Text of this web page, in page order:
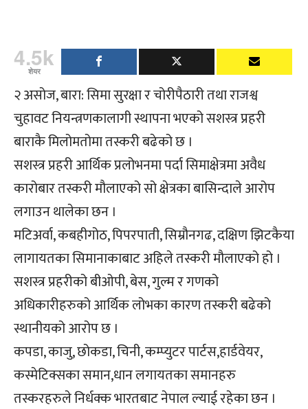
4.5k
शेयर
२ असोज, बारा: सिमा सुरक्षा र चोरीपैठारी तथा राजश्व
चुहावट नियन्त्रणकालागी स्थापना भएको सशस्त्र प्रहरी
बाराकै मिलोमतोमा तस्करी बढेको छ ।
सशस्त्र प्रहरी आर्थिक प्रलोभनमा पर्दा सिमाक्षेत्रमा अवैध
कारोबार तस्करी मौलाएको सो क्षेत्रका बासिन्दाले आरोप
लगाउन थालेका छन ।
मटिअर्वा, कबहीगोठ, पिपरपाती, सिम्रौनगढ, दक्षिण झिटकैया
लागायतका सिमानाकाबाट अहिले तस्करी मौलाएको हो ।
सशस्त्र प्रहरीको बीओपी, बेस, गुल्म र गणको
अधिकारीहरुको आर्थिक लोभका कारण तस्करी बढेको
स्थानीयको आरोप छ ।
कपडा, काजु, छोकडा, चिनी, कम्प्युटर पार्टस,हार्डवेयर,
कस्मेटिक्सका समान,धान लगायतका समानहरु
तस्करहरुले निर्धक्क भारतबाट नेपाल ल्याई रहेका छन ।